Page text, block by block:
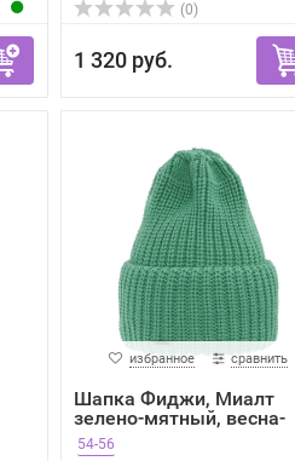
(0)
1 320 руб.
избранное сравнить
Шапка Фиджи, Миалт
зелено-мятный, весна-
осень
54-56